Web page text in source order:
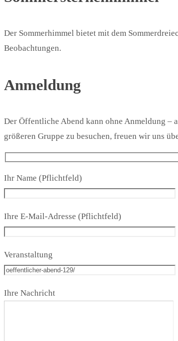
Der Sommerhimmel bietet mit dem
Beobachtungen.
Anmeldung
Der Öffentliche Abend kann ohne Anmeldung –
größeren Gruppe zu besuchen, freuen wir uns
Ihr Name (Pflichtfeld)
Ihre E-Mail-Adresse (Pflichtfeld)
Veranstaltung
Ihre Nachricht